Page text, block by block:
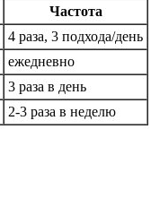
Частота
4 раза, 3 подхода/день
ежедневно
3 раза в день
2-3 раза в неделю